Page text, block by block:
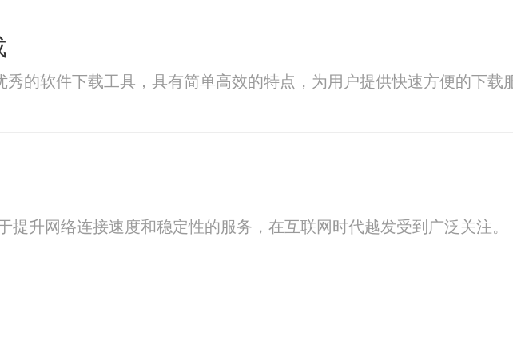
秀的软件下载工具，具有简单高效的特点，为用户提供快速方便的下
提升网络连接速度和稳定性的服务，在互联网时代越发受到广泛关注。